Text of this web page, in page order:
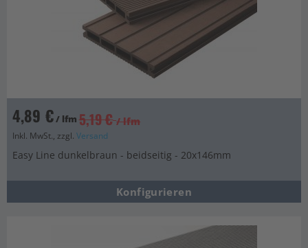
4,89 €/ lfm 5,19 € / lfm
Inkl. MwSt., zzgl. Versand
Easy Line dunkelbraun - beidseitig - 20x146mm
Konfigurieren